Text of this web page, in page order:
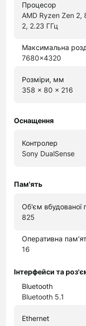
Процесор
AMD Ryzen Zen 2,
2, 2.23 ГГц
Максимальна
7680x4320
Розміри, мм
358 x 80 x 216
Оснащення
Контролер
Sony DualSense
Пам'ять
Об'єм вбудованої
825
Оперативна
16
Інтерфейси та
Bluetooth
Bluetooth 5.1
Ethernet